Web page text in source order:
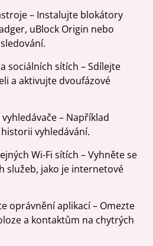
– Instalujte blokátory
uBlock Origin nebo
sociálních sítích – Sdílejte
a aktivujte dvoufázové
– Například
vyhledávání.
Wi-Fi sítích – Vyhněte se
služeb, jako je internetové
oprávnění aplikací – Omezte
a kontaktům na chytrých